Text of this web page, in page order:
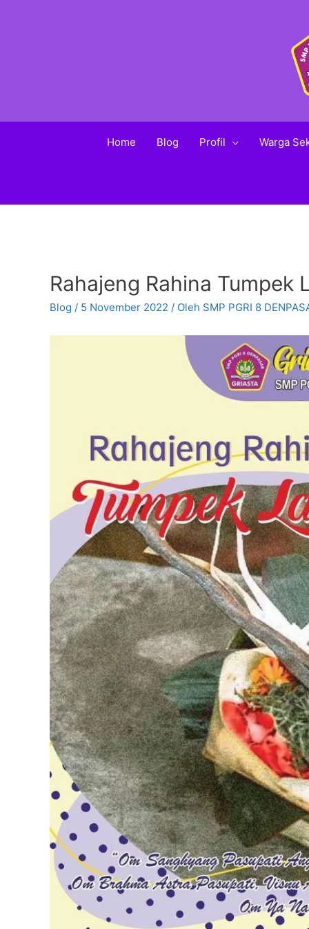
Home Blog Profil Warga
Rahajeng Rahina Tumpek
Blog / 5 November 2022 / Oleh SMP PGRI 8